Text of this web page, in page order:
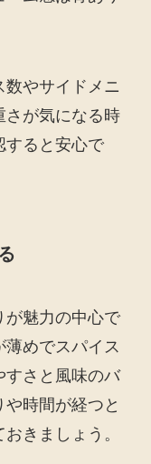
やサイドメニ
さが気になる時
すると安心で
が魅力の中心で
めでスパイス
すさと風味のバ
時間が経つと
きましょう。